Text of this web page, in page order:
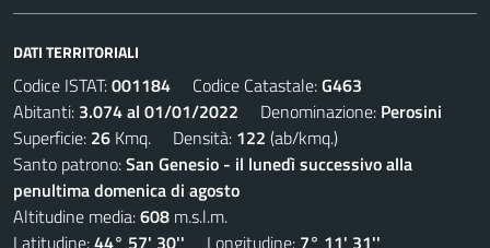
DATI TERRITORIALI
Codice ISTAT:001184 Codice Catastale:G463
Abitanti: 3.074 al 01/01/2022 Denominazione: Perosini
Superficie: 26 Kmq. Densità: 122 (ab/kmq.)
Santo patrono:San Genesio - il lunedì successivo alla
penultima domenica di agosto
Altitudine media:608 m.s.l.m.
Latitudine:44° 57' 30'' Longitudine: 7° 11' 31''